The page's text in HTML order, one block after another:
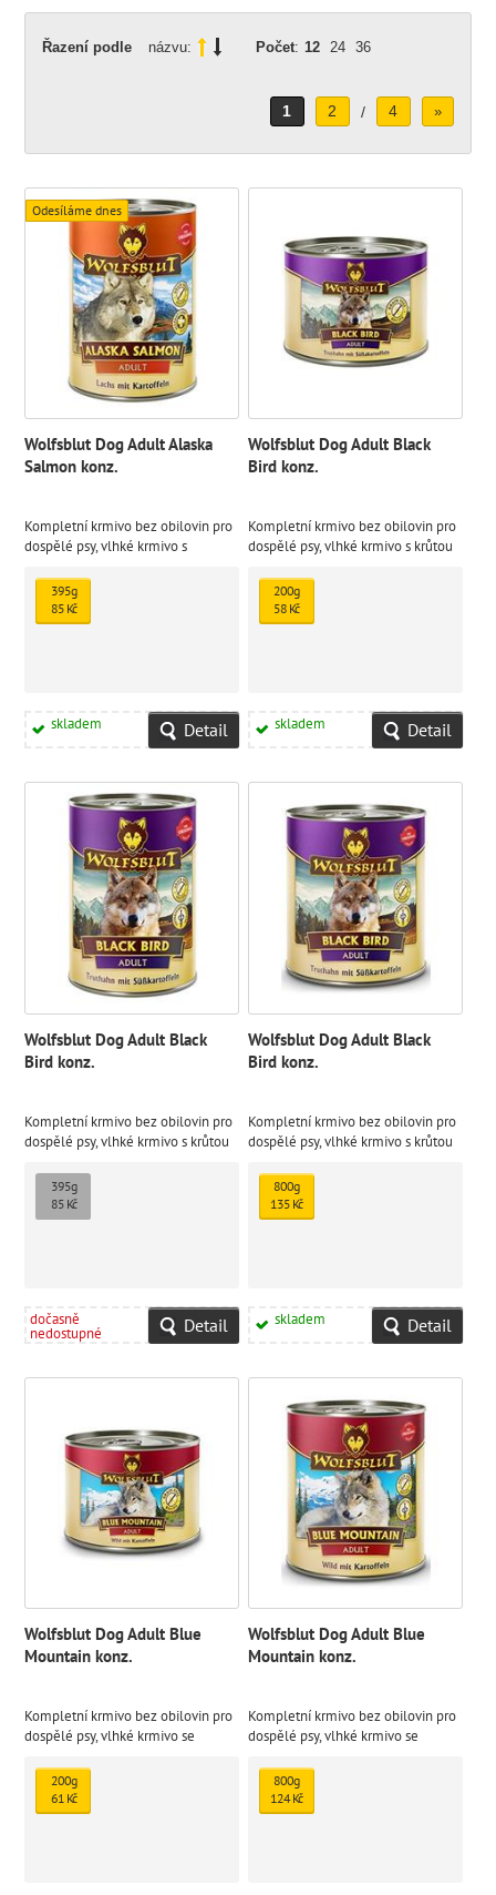
Řazení podle názvu: Počet: 12 24 36
1 2 / 4 »
Odesíláme dnes
Wolfsblut Dog Adult Alaska
Salmon konz.
Kompletní krmivo bez obilovin pro
dospělé psy, vlhké krmivo s
395g
85 Kč
skladem Detail
Wolfsblut Dog Adult Black
Bird konz.
Kompletní krmivo bez obilovin pro
dospělé psy, vlhké krmivo s krůtou
200g
58 Kč
skladem Detail
Wolfsblut Dog Adult Black
Bird konz.
Kompletní krmivo bez obilovin pro
dospělé psy, vlhké krmivo s krůtou
395g
85 Kč
dočasně
nedostupné Detail
Wolfsblut Dog Adult Black
Bird konz.
Kompletní krmivo bez obilovin pro
dospělé psy, vlhké krmivo s krůtou
800g
135 Kč
skladem Detail
Wolfsblut Dog Adult Blue
Mountain konz.
Kompletní krmivo bez obilovin pro
dospělé psy, vlhké krmivo se
200g
61 Kč
Wolfsblut Dog Adult Blue
Mountain konz.
Kompletní krmivo bez obilovin pro
dospělé psy, vlhké krmivo se
800g
124 Kč